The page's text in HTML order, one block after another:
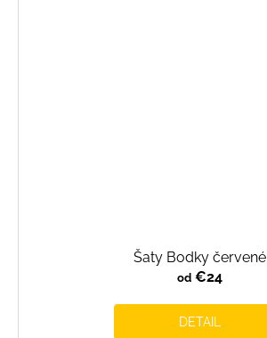
Šaty Bodky červené
od€24
DETAIL